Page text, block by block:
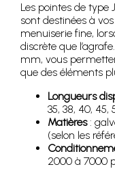
Les pointes de type
sont destinées à
menuiserie fine,
discrète que
mm, vous
que des éléments
Longueurs
35, 38, 40, 45,
Matières:
(selon les
2000 à 7000